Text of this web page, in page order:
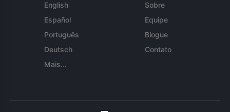
English
Español
Português
Deutsch
Mais...
Sobre
Equipe
Blogue
Contato